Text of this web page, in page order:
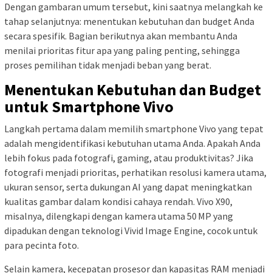
Dengan gambaran umum tersebut, kini saatnya melangkah ke
tahap selanjutnya: menentukan kebutuhan dan budget Anda
secara spesifik. Bagian berikutnya akan membantu Anda
menilai prioritas fitur apa yang paling penting, sehingga
proses pemilihan tidak menjadi beban yang berat.
Menentukan Kebutuhan dan Budget
untuk Smartphone Vivo
Langkah pertama dalam memilih smartphone Vivo yang tepat
adalah mengidentifikasi kebutuhan utama Anda. Apakah Anda
lebih fokus pada fotografi, gaming, atau produktivitas? Jika
fotografi menjadi prioritas, perhatikan resolusi kamera utama,
ukuran sensor, serta dukungan AI yang dapat meningkatkan
kualitas gambar dalam kondisi cahaya rendah. Vivo X90,
misalnya, dilengkapi dengan kamera utama 50 MP yang
dipadukan dengan teknologi Vivid Image Engine, cocok untuk
para pecinta foto.
Selain kamera, kecepatan prosesor dan kapasitas RAM menjadi